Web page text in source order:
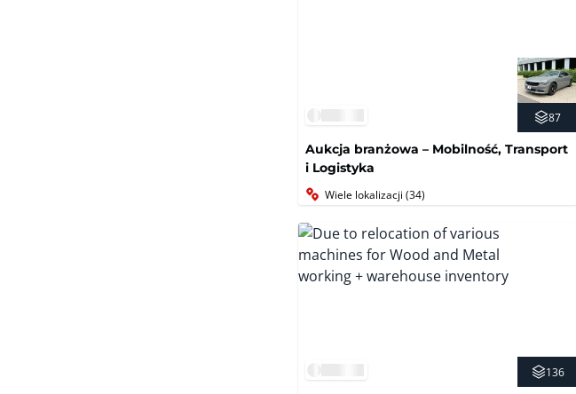
87
Aukcja branżowa – Mobilność, Transport
i Logistyka
Wiele lokalizacji (34)
136